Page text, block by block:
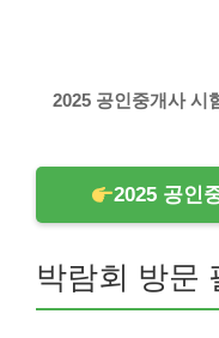
2025 공인중개사 시
2025 공인
박람회 방문